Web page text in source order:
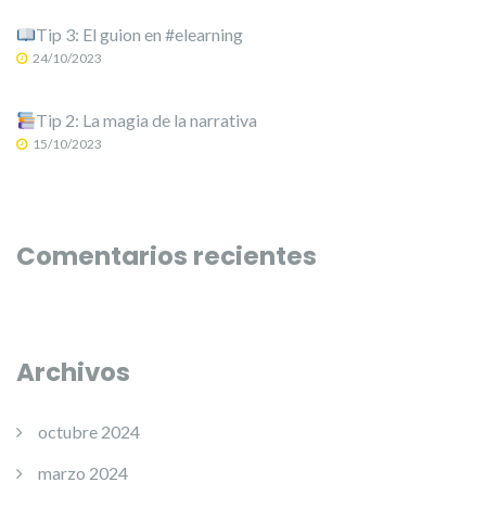
Tip 3: El guion en #elearning
24/10/2023
Tip 2: La magia de la narrativa
15/10/2023
Comentarios recientes
Archivos
octubre 2024
marzo 2024